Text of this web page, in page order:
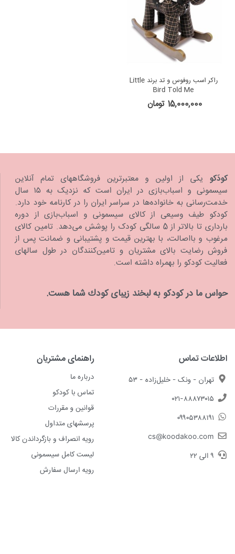
راکر اسب روفوس و تد برند Little
Bird Told Me
15,000,000 تومان
کودَکو یکی از اولین و معتبرترین فروشگاههای تمام آنلاین
سیسمونی و اسباب‌بازی در ایران است که نزدیک به ۱۵ سال
خدمت‌رسانی به خانواده‌ها در سراسر ایران را در کارنامه خود دارد.
كودكو طیف وسیعی از کالای سیسمونی و اسباب‌بازی از دوره
بارداری تا بالاتر از 5 سالگی کودک را پوشش می‌دهد. تامین کالای
مرغوب و بااصالت، با بهترین قیمت و پشتیبانی و ضمانت پس از
فروش رضایت بالای مشتریان و تامین‌کنندگان در طول سالهای
فعالیت کودکو را بهمراه داشته است.
حواس ما در كودكو به لبخند زیبای كودك شما هست.
اطلاعات تماس
تهران - ونک - خلیل‌زاده - ۵۳
۰۲۱-۸۸۸۷۳۰۱۵
۰۹۹۰۵۳۸۸۱۹۱
cs@koodakoo.com
۹ الی ۲۲
راهنمای مشتریان
درباره ما
تماس با کودکو
قوانین و مقررات
پرسشهای متداول
رویه انصراف و بازگرداندن کالا
لیست کامل سیسمونی
رویه ارسال سفارش